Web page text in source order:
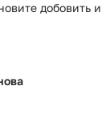
добовить